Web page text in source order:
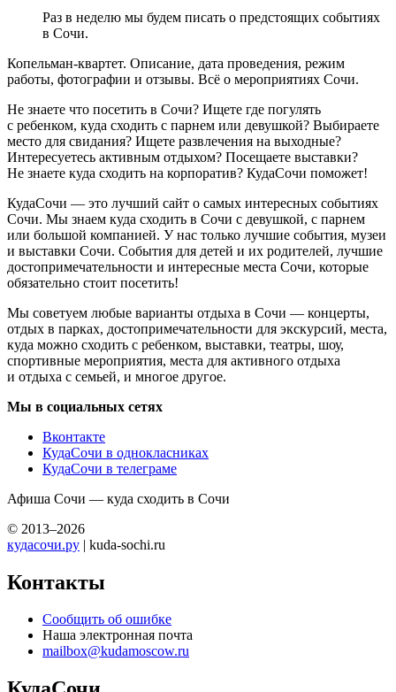
Раз в неделю мы будем писать о предстоящих событиях
в Сочи.
Копельман-квартет. Описание, дата проведения, режим
работы, фотографии и отзывы. Всё о мероприятиях Сочи.
Не знаете что посетить в Сочи? Ищете где погулять
с ребенком, куда сходить с парнем или девушкой? Выбираете
место для свидания? Ищете развлечения на выходные?
Интересуетесь активным отдыхом? Посещаете выставки?
Не знаете куда сходить на корпоратив? КудаСочи поможет!
КудаСочи — это лучший сайт о самых интересных событиях
Сочи. Мы знаем куда сходить в Сочи с девушкой, с парнем
или большой компанией. У нас только лучшие события, музеи
и выставки Сочи. События для детей и их родителей, лучшие
достопримечательности и интересные места Сочи, которые
обязательно стоит посетить!
Мы советуем любые варианты отдыха в Сочи — концерты,
отдых в парках, достопримечательности для экскурсий, места,
куда можно сходить с ребенком, выставки, театры, шоу,
спортивные мероприятия, места для активного отдыха
и отдыха с семьей, и многое другое.
Мы в социальных сетях
Вконтакте
КудаСочи в однокласниках
КудаСочи в телеграме
Афиша Сочи — куда сходить в Сочи
© 2013–2026
кудасочи.ру | kuda-sochi.ru
Контакты
Сообщить об ошибке
Наша электронная почта
mailbox@kudamoscow.ru